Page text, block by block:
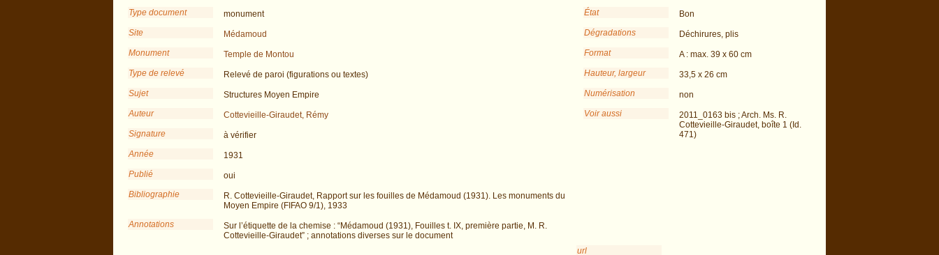
Type document
monument
Site
Médamoud
Monument
Temple de Montou
Type de relevé
Relevé de paroi (figurations ou textes)
Sujet
Structures Moyen Empire
Auteur
Cottevieille-Giraudet, Rémy
Signature
à vérifier
Année
1931
Publié
oui
Bibliographie
R. Cottevieille-Giraudet, Rapport sur les fouilles de Médamoud (1931). Les monuments du
Moyen Empire (FIFAO 9/1), 1933
Annotations
Sur l’étiquette de la chemise : “Médamoud (1931), Fouilles t. IX, première partie, M. R.
Cottevieille-Giraudet” ; annotations diverses sur le document
État
Bon
Dégradations
Déchirures, plis
Format
A : max. 39 x 60 cm
Hauteur, largeur
33,5 x 26 cm
Numérisation
non
Voir aussi
2011_0163 bis ; Arch. Ms. R.
Cottevieille-Giraudet, boîte 1 (Id.
471)
url